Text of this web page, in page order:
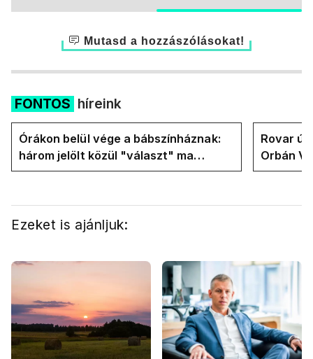
Mutasd a hozzászólásokat!
FONTOS híreink
Órákon belül vége a bábszínháznak:
három jelölt közül "választ" ma
államfőt a Tisza-frakció
Rovar
Orbán
felelős a
Ezeket is ajánljuk: